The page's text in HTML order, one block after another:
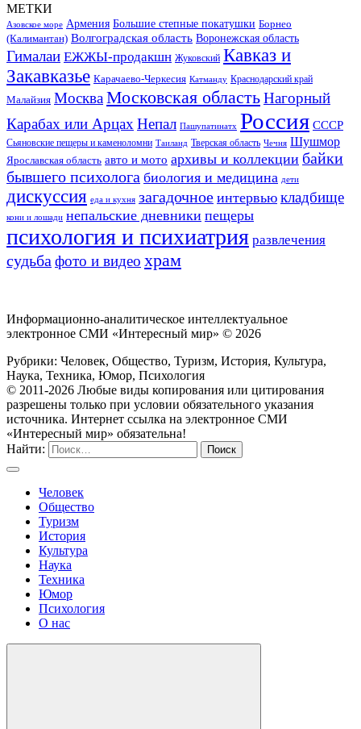
МЕТКИ
Азовское море Армения Большие степные покатушки Борнео
(Калимантан) Волгоградская область Воронежская область
Гималаи ЕЖЖЫ-продакшн Жуковский Кавказ и
Закавказье Карачаево-Черкесия Катманду Краснодарский край
Малайзия МоскваМосковская областьНагорный
Карабах или Арцах Непал Пашупатинатх Россия СССР
Сьяновские пещеры и каменоломни Таиланд Тверская область Чечня Шушмор
Ярославская область авто и мото архивы и коллекции байки
бывшего психолога биология и медицина дети
дискуссия еда и кухня загадочное интервью кладбище
кони и лошади непальские дневники пещеры
психология и психиатрия развлечения
судьба фото и видео храм
Информационно-аналитическое интеллектуальное
электронное СМИ «Интересный мир» © 2026
Рубрики: Человек, Общество, Туризм, История, Культура,
Наука, Техника, Юмор, Психология
© 2011-2026 Любые виды копирования или цитирования
разрешены только при условии обязательного указания
источника. Интернет ссылка на электронное СМИ
«Интересный мир» обязательна!
Найти:
Человек
Общество
Туризм
История
Культура
Наука
Техника
Юмор
Психология
О нас